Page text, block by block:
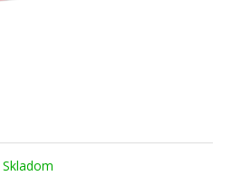
Skladom